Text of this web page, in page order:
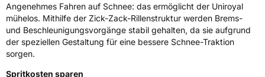
HerstellerkontaktContinental Reifen Deutschland GmbH,
Continental-Plaza 1 30175 Hannover
Deutschland,
customerservice_tires@conti.de
Angenehmes Fahren auf Schnee: das ermöglicht der Uniroyal
mühelos. Mithilfe der Zick-Zack-Rillenstruktur werden Brems-
und Beschleunigungsvorgänge stabil gehalten, da sie aufgrund
der speziellen Gestaltung für eine bessere Schnee-Traktion
sorgen.
Spritkosten sparen